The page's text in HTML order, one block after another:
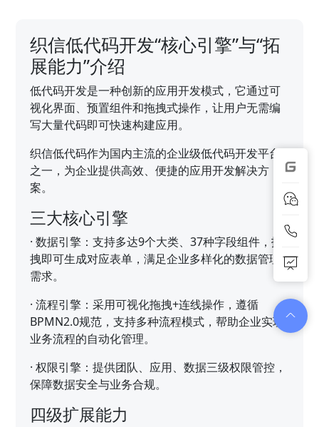
织信低代码开发“核心引擎”与“拓
展能力”介绍
低代码开发是一种创新的应用开发模式，它通过可
视化界面、预置组件和拖拽式操作，让用户无需编
写大量代码即可快速构建应用。
织信低代码作为国内主流的企业级低代码开发平台
之一，为企业提供高效、便捷的应用开发解决方
案。
三大核心引擎
·数据引擎：支持多达9个大类、37种字段组件，拖
拽即可生成对应表单，满足企业多样化的数据管理
需求。
·流程引擎：采用可视化拖拽+连线操作，遵循
BPMN2.0规范，支持多种流程模式，帮助企业实现
业务流程的自动化管理。
·权限引擎：提供团队、应用、数据三级权限管控，
保障数据安全与业务合规。
四级扩展能力